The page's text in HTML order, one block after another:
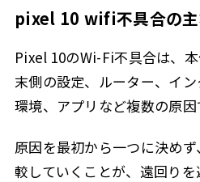
pixel 10 wifi不具合の主
Pixel 10のWi-Fi不具合は、
末側の設定、ルーター、イ
環境、アプリなど複数の原因
原因を最初から一つに決め
較していくことが、遠回りを